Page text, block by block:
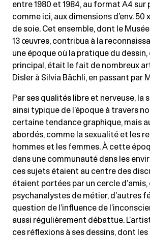
entre 1980 et 1984, au format A4 sur
comme ici, aux dimensions d’env. 50
de soie. Cet ensemble, dont le
13 œuvres, contribua à la
une époque où la pratique du
principal, était le fait de nombreux
Disler à Silvia Bächli, en passant par
Par ses qualités libre et nerveuse, la
ainsi typique de l’époque à travers
certaine tendance graphique, mais
abordés, comme la sexualité et les
hommes et les femmes. À cette
dans une communauté dans les
ces sujets étaient au centre des
étaient portées par un cercle
psychanalystes de métier, d’autres
question de l’influence de
aussi régulièrement débattue.
ces réflexions à ses dessins, dont